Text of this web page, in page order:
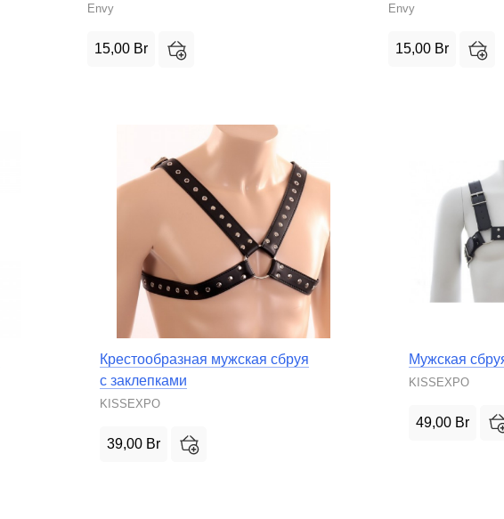
Envy
15,00 Br
Envy
15,00 Br
Крестообразная мужская сбруя
с заклепками
KISSEXPO
39,00 Br
Мужская
KISSEXPO
49,00 Br